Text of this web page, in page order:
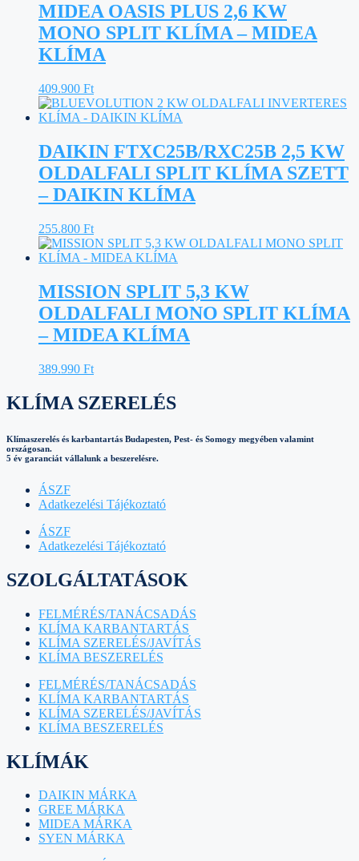
MIDEA OASIS PLUS 2,6 KW
MONO SPLIT KLÍMA – MIDEA
KLÍMA
409.900 Ft
DAIKIN FTXC25B/RXC25B 2,5 KW
OLDALFALI SPLIT KLÍMA SZETT
– DAIKIN KLÍMA
255.800 Ft
MISSION SPLIT 5,3 KW
OLDALFALI MONO SPLIT KLÍMA
– MIDEA KLÍMA
389.990 Ft
KLÍMA SZERELÉS
Klímaszerelés és karbantartás Budapesten, Pest- és Somogy megyében valamint
országosan.
5 év garanciát vállalunk a beszerelésre.
ÁSZF
Adatkezelési Tájékoztató
ÁSZF
Adatkezelési Tájékoztató
SZOLGÁLTATÁSOK
FELMÉRÉS/TANÁCSADÁS
KLÍMA KARBANTARTÁS
KLÍMA SZERELÉS/JAVÍTÁS
KLÍMA BESZERELÉS
FELMÉRÉS/TANÁCSADÁS
KLÍMA KARBANTARTÁS
KLÍMA SZERELÉS/JAVÍTÁS
KLÍMA BESZERELÉS
KLÍMÁK
DAIKIN MÁRKA
GREE MÁRKA
MIDEA MÁRKA
SYEN MÁRKA